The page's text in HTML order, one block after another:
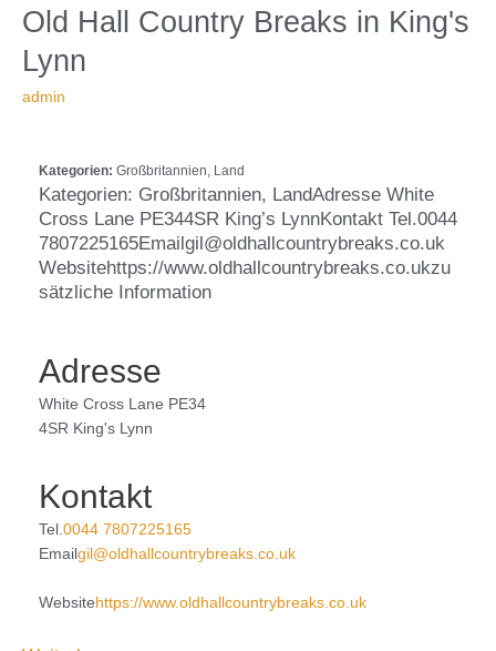
Old Hall Country Breaks in King's
Lynn
admin
Kategorien: Großbritannien, Land
Kategorien: Großbritannien, LandAdresse White
Cross Lane PE344SR King’s LynnKontakt Tel.0044
7807225165Emailgil@oldhallcountrybreaks.co.uk
Websitehttps://www.oldhallcountrybreaks.co.ukzu
sätzliche Information
Adresse
White Cross Lane PE34
4SR King's Lynn
Kontakt
Tel.0044 7807225165
Email gil@oldhallcountrybreaks.co.uk
Website https://www.oldhallcountrybreaks.co.uk
Old
Hall
Country
Breaks
in
King's
Lynn